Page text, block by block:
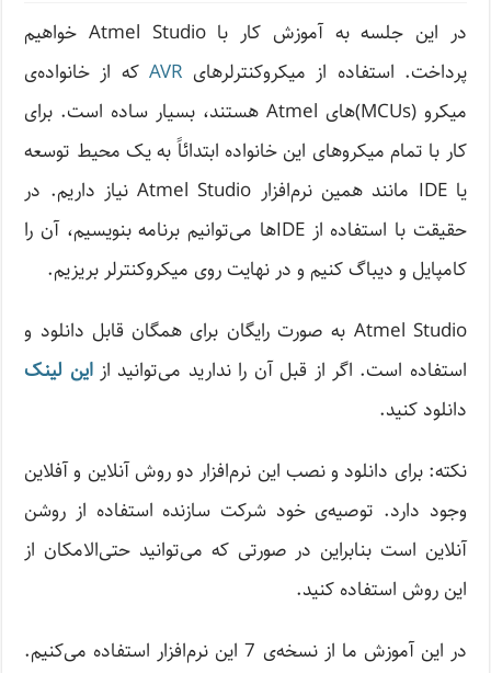
در این جلسه به آموزش کار با Atmel Studio خواهیم
پرداخت. استفاده از میکروکنترلرهای AVR که از خانواده‌ی
میکرو (MCUs)‌های Atmel هستند، بسیار ساده است. برای
کار با تمام میکروهای این خانواده ابتدائاً به یک محیط توسعه
یا IDE مانند همین نرم‌افزار Atmel Studio نیاز داریم. در
حقیقت با استفاده از IDE‌ها می‌توانیم برنامه بنویسیم، آن را
کامپایل و دیباگ کنیم و در نهایت روی میکروکنترلر بریزیم.
Atmel Studio به صورت رایگان برای همگان قابل دانلود و
استفاده است. اگر از قبل آن را ندارید می‌توانید ازاین لینک
دانلود کنید.
نکته: برای دانلود و نصب این نرم‌افزار دو روش آنلاین و آفلاین
وجود دارد. توصیه‌ی خود شرکت سازنده استفاده از روشن
آنلاین است بنابراین در صورتی که می‌توانید حتی‌الامکان از
این روش استفاده کنید.
در این آموزش ما از نسخه‌ی 7 این نرم‌افزار استفاده می‌کنیم.